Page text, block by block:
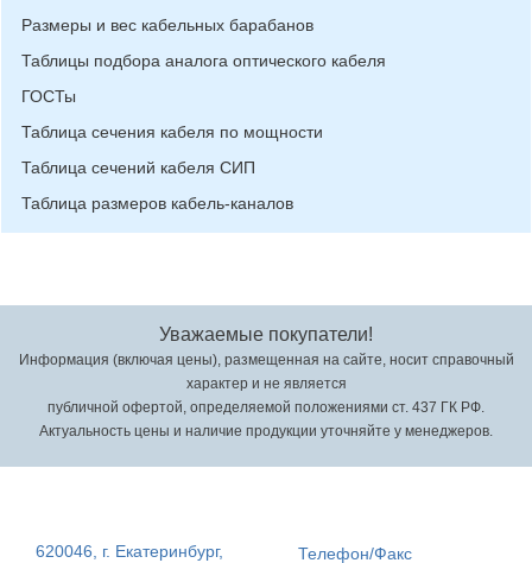
Размеры и вес кабельных барабанов
Таблицы подбора аналога оптического кабеля
ГОСТы
Таблица сечения кабеля по мощности
Таблица сечений кабеля СИП
Таблица размеров кабель-каналов
Уважаемые покупатели!
Информация (включая цены), размещенная на сайте, носит справочный
характер и не является
публичной офертой, определяемой положениями ст. 437 ГК РФ.
Актуальность цены и наличие продукции уточняйте у менеджеров.
620046, г. Екатеринбург, Телефон/Факс